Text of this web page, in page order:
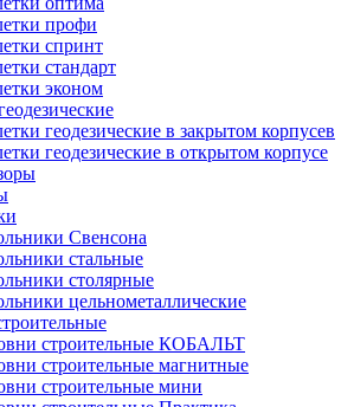
профи
спринт
стандарт
эконом
геодезические в закрытом корпусев
геодезические в открытом корпусе
Свенсона
стальные
столярные
цельнометаллические
строительные КОБАЛЬТ
строительные магнитные
строительные мини